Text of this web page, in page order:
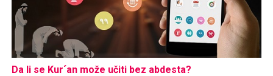
Da li se Kur´an može učiti bez abdesta?